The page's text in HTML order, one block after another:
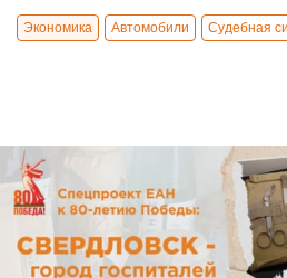
Экономика Автомобили Судебная